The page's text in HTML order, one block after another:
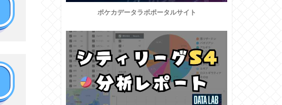
ポケカデータラボポータルサイト